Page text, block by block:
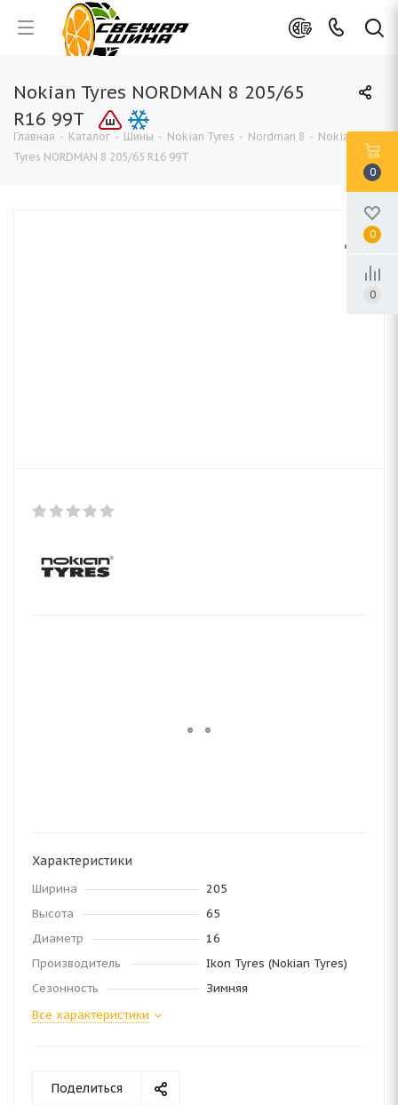
Nokian Tyres NORDMAN 8 205/65
R16 99T
Главная - Каталог - Шины - Nokian Tyres - Nordman 8 - Nokian
Tyres NORDMAN 8 205/65 R16 99T
Характеристики
Ширина
205
Высота
65
Диаметр
16
Производитель
Ikon Tyres (Nokian Tyres)
Сезонность
Зимняя
Все характеристики
Поделиться
0
0
0